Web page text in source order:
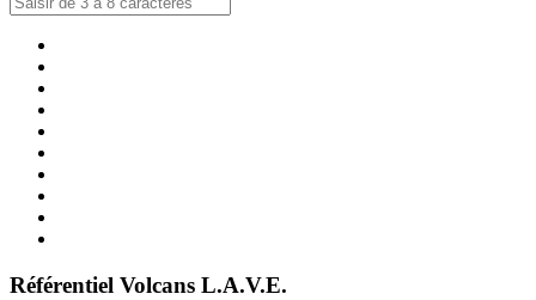
Référentiel Volcans L.A.V.E.